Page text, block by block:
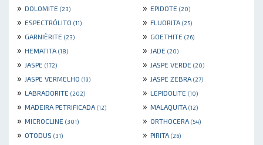
» DOLOMITE (23) » EPIDOTE (20)
» ESPECTRÓLITO (11) » FLUORITA (25)
» GARNIÈRITE (23) » GOETHITE (26)
» HEMATITA (18) » JADE (20)
» JASPE (172) » JASPE VERDE (20)
» JASPE VERMELHO (19) » JASPE ZEBRA (27)
» LABRADORITE (202) » LEPIDOLITE (10)
» MADEIRA PETRIFICADA (12) » MALAQUITA (12)
» MICROCLINE (301) » ORTHOCERA (54)
» OTODUS (31) » PIRITA (26)